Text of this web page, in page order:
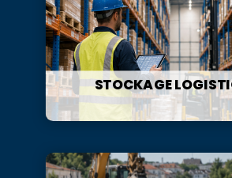
STOCKAGE